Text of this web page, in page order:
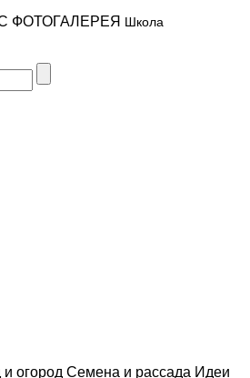
ФОТОГАЛЕРЕЯ Школа
огород Семена и рассада Идеи